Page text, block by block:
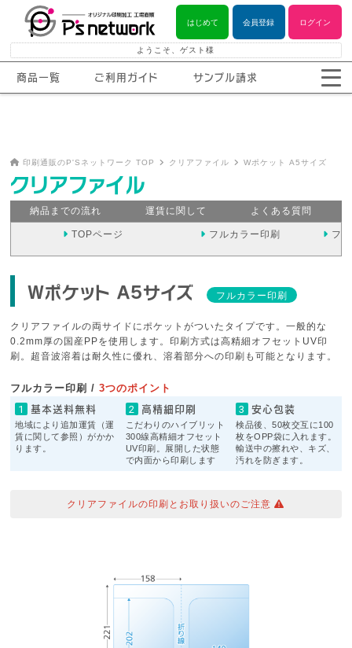
はじめて 会員登録 ログイン
ようこそ、ゲスト様
商品一覧 ご利用ガイド サンプル請求
印刷通販のP'Sネットワーク TOP クリアファイル Wポケット A5サイズ
クリアファイル
納品までの流れ 運賃に関して よくある質問
TOPページ フルカラー印刷 フ
Wポケット A5サイズ フルカラー印刷
クリアファイルの両サイドにポケットがついたタイプです。一般的な
0.2mm厚の国産PPを使用します。印刷方式は高精細オフセットUV印
刷。超音波溶着は耐久性に優れ、溶着部分への印刷も可能となります。
フルカラー印刷 /3つのポイント
基本送料無料
地域により追加運賃（運
賃に関して参照）がかか
ります。
高精細印刷
こだわりのハイブリット
300線高精細オフセット
UV印刷。展開した状態
で内面から印刷します
安心包装
検品後、50枚交互に100
枚をOPP袋に入れます。
輸送中の擦れや、キズ、
汚れを防ぎます。
クリアファイルの印刷とお取り扱いのご注意